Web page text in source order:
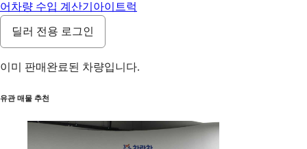
어 차량 수입 계산기 아이트럭
딜러 전용 로그인
이미 판매완료된 차량입니다.
유관 매물 추천